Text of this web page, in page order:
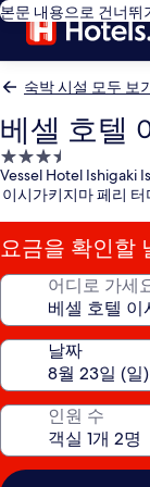
본문 내용으로 건너뛰
숙박 시설 모두 보
베셀 호텔
3.5
성
급
숙
박
시
Vessel Hotel Ishigaki
이시가키지마 페리
요금을 확인할
어디로 가세
날짜
인원 수